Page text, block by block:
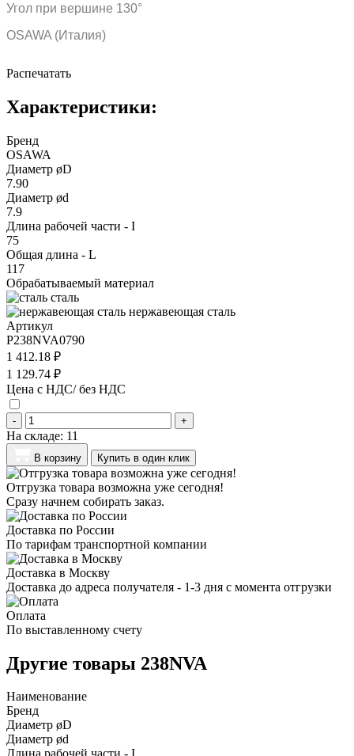
Угол при вершине 130°
OSAWA (Италия)
Распечатать
Характеристики:
Бренд
OSAWA
Диаметр øD
7.90
Диаметр ød
7.9
Длина рабочей части - I
75
Общая длина - L
117
Обрабатываемый материал
сталь
нержавеющая сталь
Артикул
P238NVA0790
1 412.18 ₽
1 129.74 ₽
Цена с НДС/ без НДС
- +
На складе: 11
В корзину Купить в один клик
Отгрузка товара возможна уже сегодня!
Сразу начнем собирать заказ.
Доставка по России
По тарифам транспортной компании
Доставка в Москву
Доставка до адреса получателя - 1-3 дня с момента отгрузки
Оплата
По выставленному счету
Другие товары 238NVA
Наименование
Бренд
Диаметр øD
Диаметр ød